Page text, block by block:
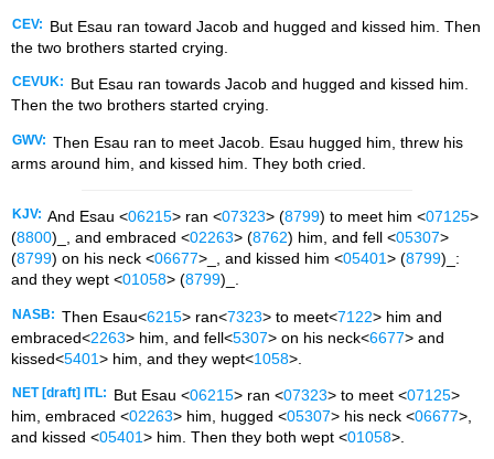
CEV:
But Esau ran toward Jacob and hugged and kissed him. Then
the two brothers started crying.
CEVUK:
But Esau ran towards Jacob and hugged and kissed him.
Then the two brothers started crying.
GWV: Then Esau ran to meet Jacob. Esau hugged him, threw his
arms around him, and kissed him. They both cried.
KJV: And Esau <06215> ran <07323> (8799) to meet him <07125>
(8800)_, and embraced <02263> (8762) him, and fell <05307>
(8799) on his neck <06677>_, and kissed him <05401> (8799)_:
and they wept <01058> (8799)_.
NASB: Then Esau<6215> ran<7323> to meet<7122> him and
embraced<2263> him, and fell<5307> on his neck<6677> and
kissed<5401> him, and they wept<1058>.
NET [draft] ITL: But Esau <06215> ran <07323> to meet <07125>
him, embraced <02263> him, hugged <05307> his neck <06677>,
and kissed <05401> him. Then they both wept <01058>.